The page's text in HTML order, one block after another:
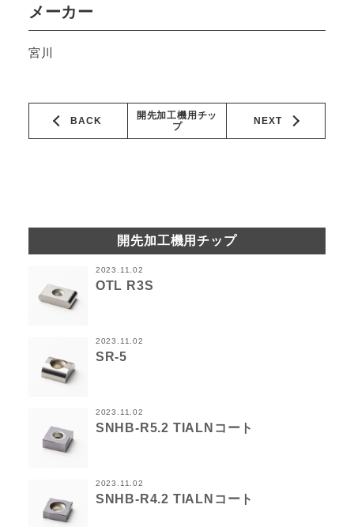
メーカー
宮川
BACK NEXT
開先加工機用チッ
プ
開先加工機用チップ
2023.11.02
OTL R3S
2023.11.02
SR-5
2023.11.02
SNHB-R5.2 TIALNコート
2023.11.02
SNHB-R4.2 TIALNコート